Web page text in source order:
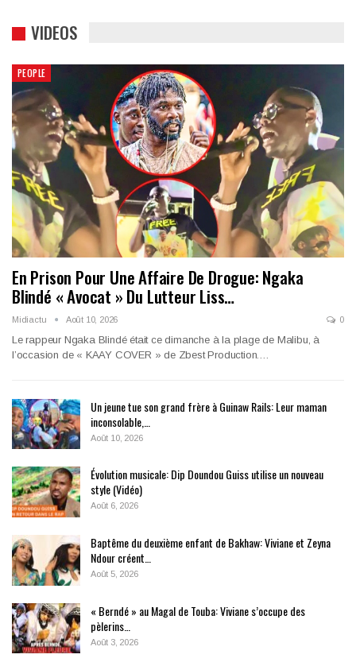
VIDEOS
PEOPLE
En Prison Pour Une Affaire De Drogue: Ngaka
Blindé « Avocat » Du Lutteur Liss…
Midiactu Août 10, 2026 0
Le rappeur Ngaka Blindé était ce dimanche à la plage de Malibu, à
l’occasion de « KAAY COVER » de Zbest Production.…
Un jeune tue son grand frère à Guinaw Rails: Leur maman
inconsolable,…
Août 10, 2026
Évolution musicale: Dip Doundou Guiss utilise un nouveau
style (Vidéo)
Août 6, 2026
Baptême du deuxième enfant de Bakhaw: Viviane et Zeyna
Ndour créent…
Août 5, 2026
« Berndé » au Magal de Touba: Viviane s’occupe des
pèlerins…
Août 3, 2026